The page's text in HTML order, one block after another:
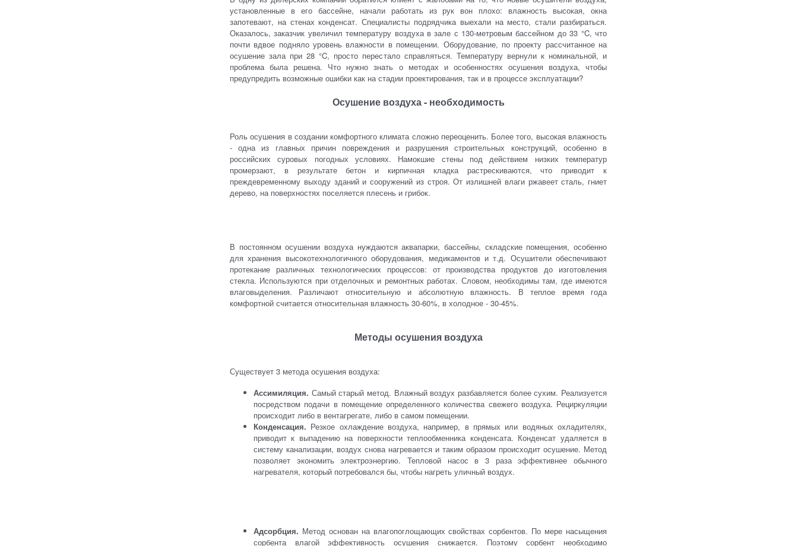
установленные в его бассейне, начали работать из рук вон плохо: влажность высокая, окна
запотевают, на стенах конденсат. Специалисты подрядчика выехали на место, стали разбираться.
Оказалось, заказчик увеличил температуру воздуха в зале с 130-метровым бассейном до 33 °C, что
почти вдвое подняло уровень влажности в помещении. Оборудование, по проекту рассчитанное на
осушение зала при 28 °C, просто перестало справляться. Температуру вернули к номинальной, и
проблема была решена. Что нужно знать о методах и особенностях осушения воздуха, чтобы
предупредить возможные ошибки как на стадии проектирования, так и в процессе эксплуатации?
Осушение воздуха - необходимость
Роль осушения в создании комфортного климата сложно переоценить. Более того, высокая влажность
- одна из главных причин повреждения и разрушения строительных конструкций, особенно в
российских суровых погодных условиях. Намокшие стены под действием низких температур
промерзают, в результате бетон и кирпичная кладка растрескиваются, что приводит к
преждевременному выходу зданий и сооружений из строя. От излишней влаги ржавеет сталь, гниет
дерево, на поверхностях поселяется плесень и грибок.
В постоянном осушении воздуха нуждаются аквапарки, бассейны, складские помещения, особенно
для хранения высокотехнологичного оборудования, медикаментов и т.д. Осушители обеспечивают
протекание различных технологических процессов: от производства продуктов до изготовления
стекла. Используются при отделочных и ремонтных работах. Словом, необходимы там, где имеются
влаговыделения. Различают относительную и абсолютную влажность. В теплое время года
комфортной считается относительная влажность 30-60%, в холодное - 30-45%.
Методы осушения воздуха
Существует 3 метода осушения воздуха:
Ассимиляция. Самый старый метод. Влажный воздух разбавляется более сухим. Реализуется
посредством подачи в помещение определенного количества свежего воздуха. Рециркуляции
происходит либо в вентагрегате, либо в самом помещении.
Конденсация. Резкое охлаждение воздуха, например, в прямых или водяных охладителях,
приводит к выпадению на поверхности теплообменника конденсата. Конденсат удаляется в
систему канализации, воздух снова нагревается и таким образом происходит осушение. Метод
позволяет экономить электроэнергию. Тепловой насос в 3 раза эффективнее обычного
нагревателя, который потребовался бы, чтобы нагреть уличный воздух.
Адсорбция. Метод основан на влагопоглощающих свойствах сорбентов. По мере насыщения
сорбента влагой эффективность осушения снижается. Поэтому сорбент необходимо